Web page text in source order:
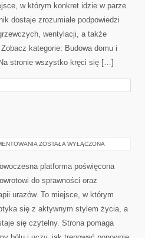
w którym konkret idzie w parze
dostaje zrozumiałe podpowiedzi
wentylacji, a także
kategorie: Budowa domu i
stronie wszystko kręci się […]
TERAPIA
ZOSTAŁA WYŁĄCZONA
platforma poświęcona
do sprawności oraz
urazów. To miejsce, w którym
się z aktywnym stylem życia, a
się czytelny. Strona pomaga